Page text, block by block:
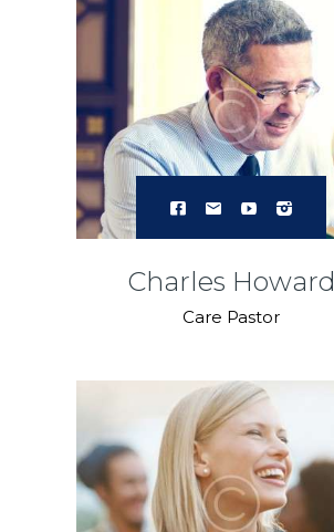
Charles Howard
Care Pastor